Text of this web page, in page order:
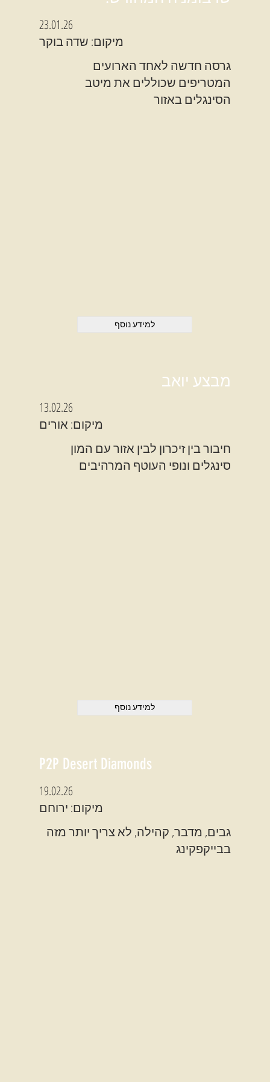
23.01.26
מיקום: שדה בוקר
גרסה חדשה לאחד הארועים
המטריפים שכוללים את מיטב
הסינגלים באזור
למידע נוסף
מבצע יואב
13.02.26
מיקום: אורים
חיבור בין זיכרון לבין אזור עם המון
סינגלים ונופי העוטף המרהיבים
למידע נוסף
P2P Desert Diamonds
19.02.26
מיקום: ירוחם
גבים, מדבר, קהילה, לא צריך יותר מזה
בבייקפקינג